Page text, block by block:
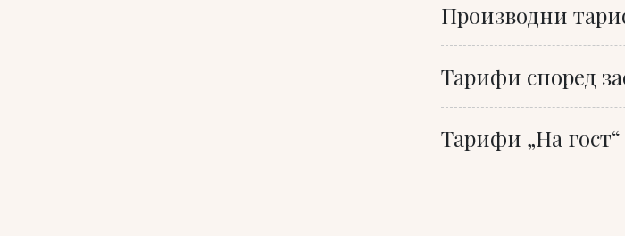
Производни
Тарифи според
Тарифи „На гост“